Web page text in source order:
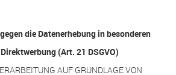
die Datenerhebung in besonderen
(Art. 21 DSGVO)
AUF GRUNDLAGE VON